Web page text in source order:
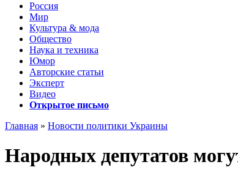
Россия
Мир
Культура & мода
Общество
Наука и техника
Юмор
Авторские статьи
Эксперт
Видео
Открытое письмо
Главная » Новости политики Украины
Народных депутатов